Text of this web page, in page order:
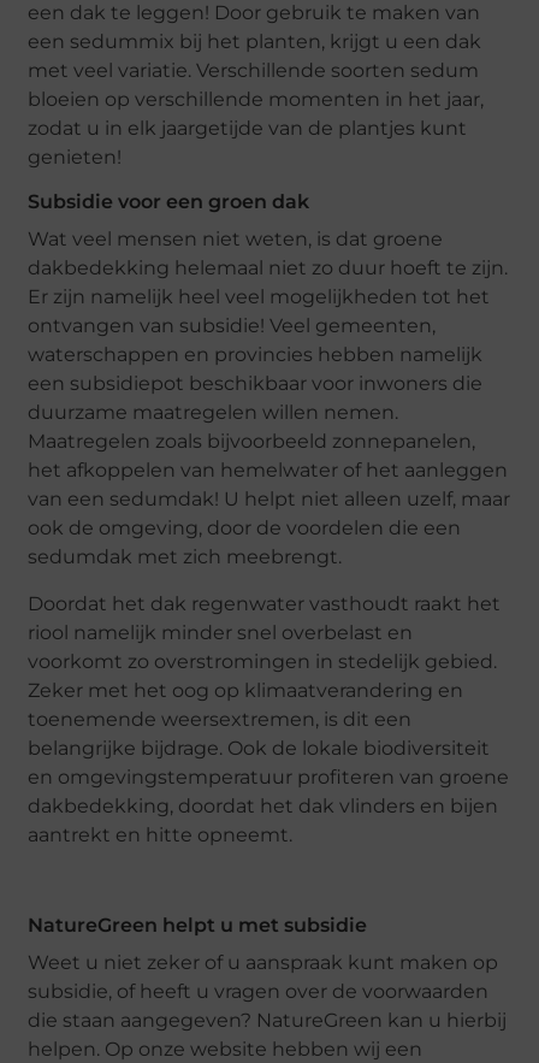
een dak te leggen! Door gebruik te maken van
een sedummix bij het planten, krijgt u een dak
met veel variatie. Verschillende soorten sedum
bloeien op verschillende momenten in het jaar,
zodat u in elk jaargetijde van de plantjes kunt
genieten!
Subsidie voor een groen dak
Wat veel mensen niet weten, is dat groene
dakbedekking helemaal niet zo duur hoeft te zijn.
Er zijn namelijk heel veel mogelijkheden tot het
ontvangen van subsidie! Veel gemeenten,
waterschappen en provincies hebben namelijk
een subsidiepot beschikbaar voor inwoners die
duurzame maatregelen willen nemen.
Maatregelen zoals bijvoorbeeld zonnepanelen,
het afkoppelen van hemelwater of het aanleggen
van een sedumdak! U helpt niet alleen uzelf, maar
ook de omgeving, door de voordelen die een
sedumdak met zich meebrengt.
Doordat het dak regenwater vasthoudt raakt het
riool namelijk minder snel overbelast en
voorkomt zo overstromingen in stedelijk gebied.
Zeker met het oog op klimaatverandering en
toenemende weersextremen, is dit een
belangrijke bijdrage. Ook de lokale biodiversiteit
en omgevingstemperatuur profiteren van groene
dakbedekking, doordat het dak vlinders en bijen
aantrekt en hitte opneemt.
NatureGreen helpt u met subsidie
Weet u niet zeker of u aanspraak kunt maken op
subsidie, of heeft u vragen over de voorwaarden
die staan aangegeven? NatureGreen kan u hierbij
helpen. Op onze website hebben wij een